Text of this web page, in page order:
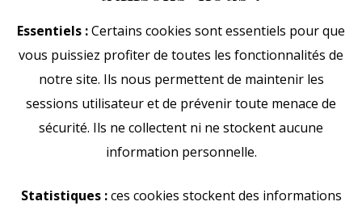
Essentiels :Certains cookies sont essentiels pour que
vous puissiez profiter de toutes les fonctionnalités de
notre site. Ils nous permettent de maintenir les
sessions utilisateur et de prévenir toute menace de
sécurité. Ils ne collectent ni ne stockent aucune
information personnelle.
Statistiques :ces cookies stockent des informations